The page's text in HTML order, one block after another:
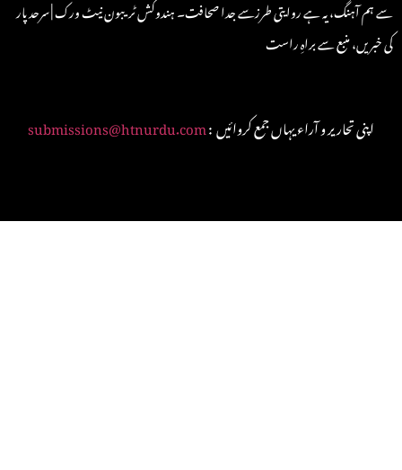
سے ہم آہنگ، یہ ہے روایتی طرزسے جدا صحافت۔ ہندوکش ٹریبون نیٹ ورک | سرحد پار
کی خبریں، منبع سے براہِ راست
submissions@htnurdu.com : اپنی تحاریر و آراء یہاں جمع کروائیں